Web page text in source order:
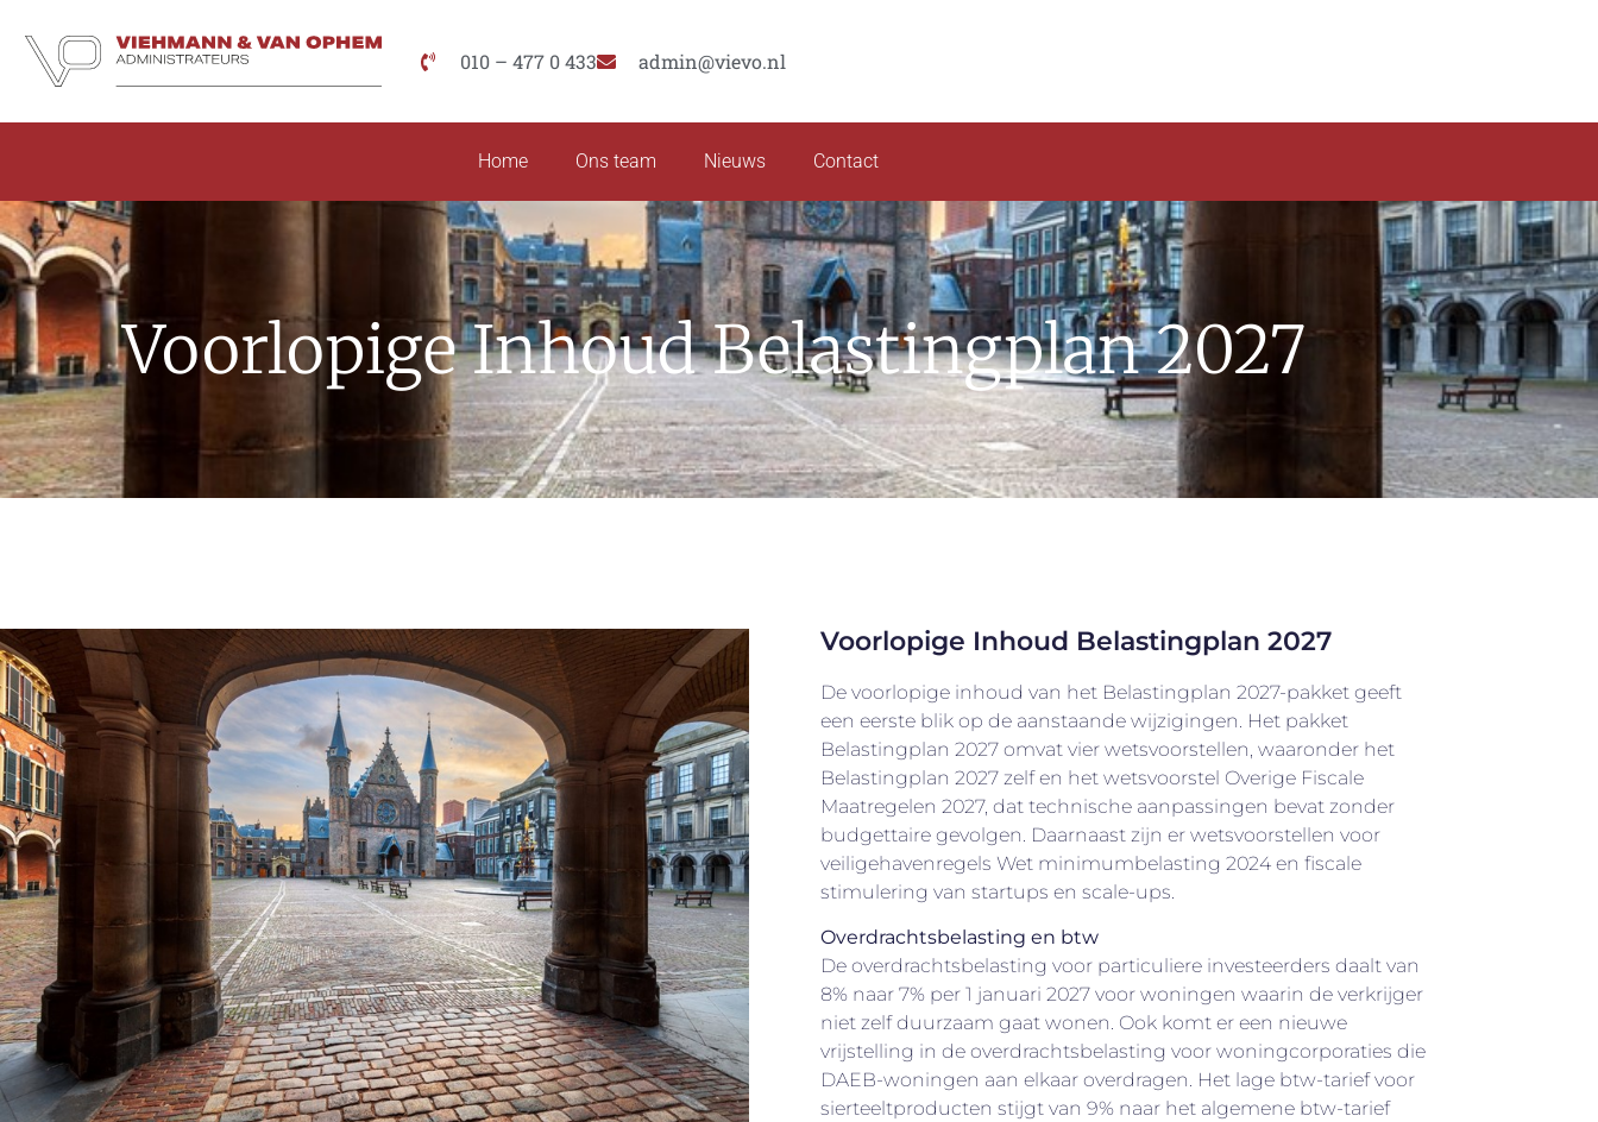
010 – 477 0 433 admin@vievo.nl
Home Ons team Nieuws Contact
Voorlopige Inhoud Belastingplan 2027
Voorlopige Inhoud Belastingplan 2027
De voorlopige inhoud van het Belastingplan 2027-pakket geeft
een eerste blik op de aanstaande wijzigingen. Het pakket
Belastingplan 2027 omvat vier wetsvoorstellen, waaronder het
Belastingplan 2027 zelf en het wetsvoorstel Overige Fiscale
Maatregelen 2027, dat technische aanpassingen bevat zonder
budgettaire gevolgen. Daarnaast zijn er wetsvoorstellen voor
veiligehavenregels Wet minimumbelasting 2024 en fiscale
stimulering van startups en scale-ups.
Overdrachtsbelasting en btw
De overdrachtsbelasting voor particuliere investeerders daalt van
8% naar 7% per 1 januari 2027 voor woningen waarin de verkrijger
niet zelf duurzaam gaat wonen. Ook komt er een nieuwe
vrijstelling in de overdrachtsbelasting voor woningcorporaties die
DAEB-woningen aan elkaar overdragen. Het lage btw-tarief voor
sierteeltproducten stijgt van 9% naar het algemene btw-tarief